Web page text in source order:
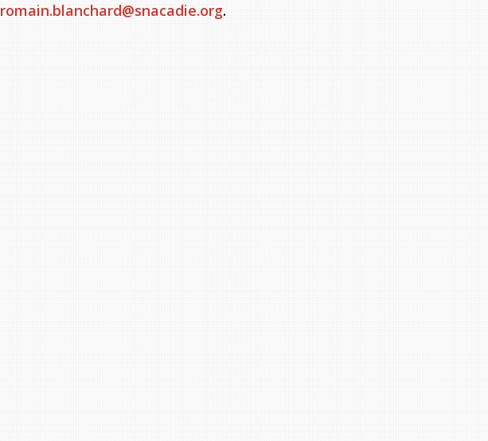
romain.blanchard@snacadie.org.